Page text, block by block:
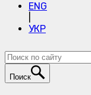
ENG
УКР
Поиск